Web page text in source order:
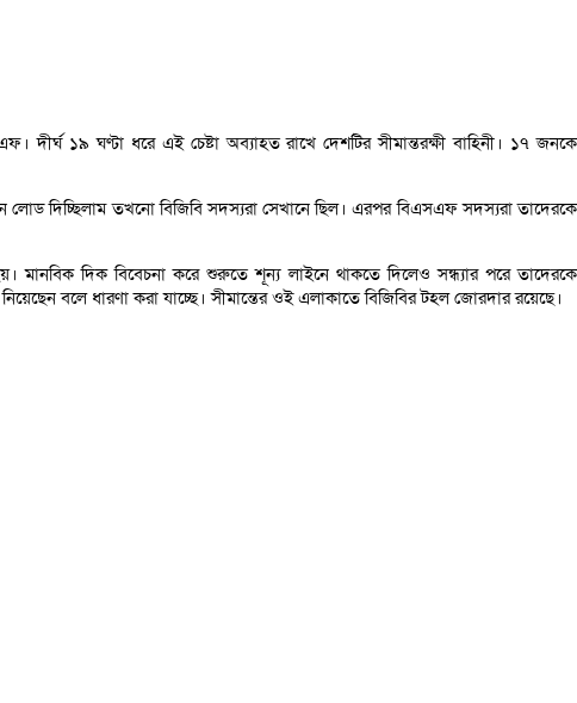
১৯ ঘণ্টা ধরে এই চেষ্টা অব্যাহত রাখে দেশটির সীমান্তরক্ষী বাহিনী। ১৭ জনকে
লোড দিচ্ছিলাম তখনো বিজিবি সদস্যরা সেখানে ছিল। এরপর বিএসএফ সদস্যরা তাদেরকে
মানবিক দিক বিবেচনা করে শুরুতে শূন্য লাইনে থাকতে দিলেও সন্ধ্যার পরে তাদেরকে
বলে ধারণা করা যাচ্ছে। সীমান্তের ওই এলাকাতে বিজিবির টহল জোরদার রয়েছে।